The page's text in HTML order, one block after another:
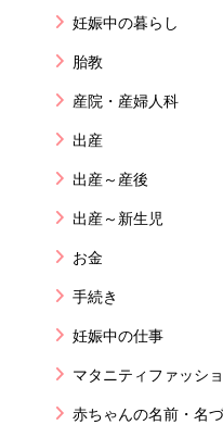
妊娠中の暮らし
胎教
産院・産婦人科
出産
出産～産後
出産～新生児
お金
手続き
妊娠中の仕事
マタニティファッシ
赤ちゃんの名前・名